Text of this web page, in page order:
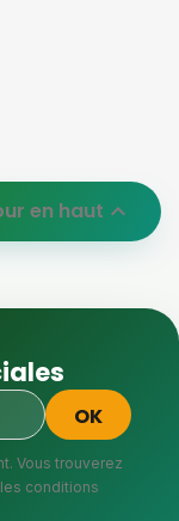
en haut 
Vous trouverez
conditions